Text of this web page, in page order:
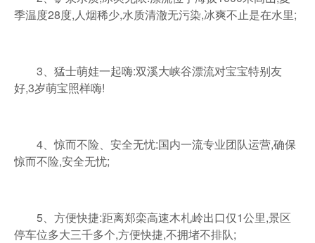
季温度28度,人烟稀少,水质清澈无污染,冰爽不止是在水里;
3、猛士萌娃一起嗨:双溪大峡谷漂流对宝宝特别友
好,3岁萌宝照样嗨!
4、惊而不险、安全无忧:国内一流专业团队运营,确保
惊而不险,安全无忧;
5、方便快捷:距离郑栾高速木札岭出口仅1公里,景区
停车位多大三千多个,方便快捷,不拥堵不排队;